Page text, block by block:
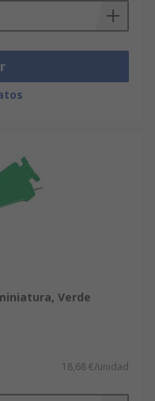
Verde
18,68 €/unidad